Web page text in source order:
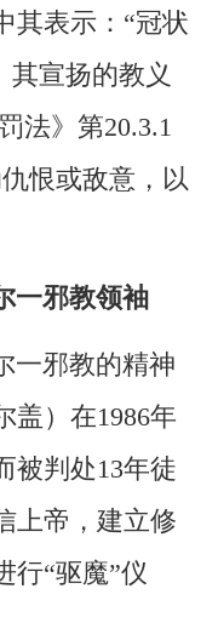
其表示：“冠状
其宣扬的教义
法》第20.3.1
恨或敌意，以
一邪教领袖
一邪教的精神
盖）在1986年
被判处13年徒
上帝，建立修
行“驱魔”仪